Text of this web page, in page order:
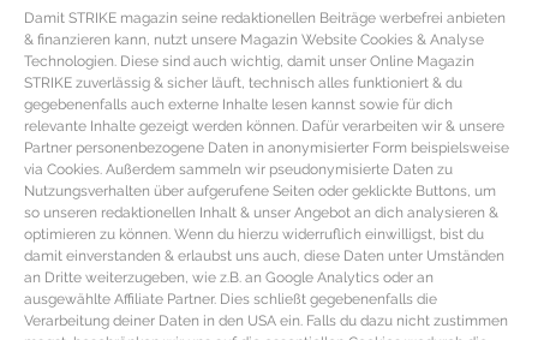
Damit STRIKE magazin seine redaktionellen Beiträge werbefrei anbieten
& finanzieren kann, nutzt unsere Magazin Website Cookies & Analyse
Technologien. Diese sind auch wichtig, damit unser Online Magazin
STRIKE zuverlässig & sicher läuft, technisch alles funktioniert & du
gegebenenfalls auch externe Inhalte lesen kannst sowie für dich
relevante Inhalte gezeigt werden können. Dafür verarbeiten wir & unsere
Partner personenbezogene Daten in anonymisierter Form beispielsweise
via Cookies. Außerdem sammeln wir pseudonymisierte Daten zu
Nutzungsverhalten über aufgerufene Seiten oder geklickte Buttons, um
so unseren redaktionellen Inhalt & unser Angebot an dich analysieren &
optimieren zu können. Wenn du hierzu widerruflich einwilligst, bist du
damit einverstanden & erlaubst uns auch, diese Daten unter Umständen
an Dritte weiterzugeben, wie z.B. an Google Analytics oder an
ausgewählte Affiliate Partner. Dies schließt gegebenenfalls die
Verarbeitung deiner Daten in den USA ein. Falls du dazu nicht zustimmen